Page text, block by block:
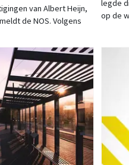
van Albert Heijn,
de NOS. Volgens
legde
op de